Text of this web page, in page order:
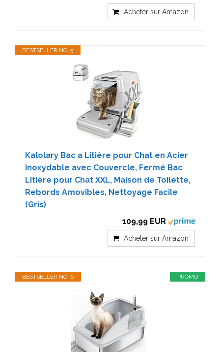
Acheter sur Amazon
BESTSELLER NO. 5
Kalolary Bac a Litière pour Chat en Acier
Inoxydable avec Couvercle, Fermé Bac
Litière pour Chat XXL, Maison de Toilette,
Rebords Amovibles, Nettoyage Facile
(Gris)
109,99 EUR
Acheter sur Amazon
PROMO
BESTSELLER NO. 6